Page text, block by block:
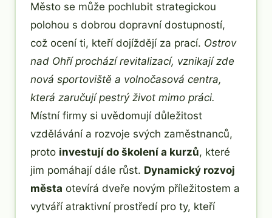
Město se může pochlubit strategickou
polohou s dobrou dopravní dostupností,
což ocení ti, kteří dojíždějí za prací. Ostrov
nad Ohří prochází revitalizací, vznikají zde
nová sportoviště a volnočasová centra,
která zaručují pestrý život mimo práci.
Místní firmy si uvědomují důležitost
vzdělávání a rozvoje svých zaměstnanců,
proto investují do školení a kurzů, které
jim pomáhají dále růst. Dynamický rozvoj
města otevírá dveře novým příležitostem a
vytváří atraktivní prostředí pro ty, kteří